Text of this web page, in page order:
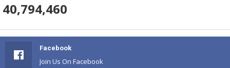
40,794,460
Facebook
Join Us On Facebook